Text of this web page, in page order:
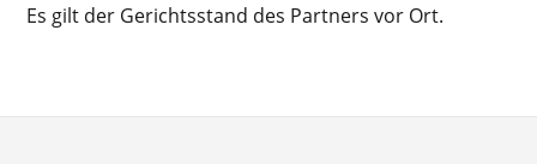
Es gilt der Gerichtsstand des Partners vor Ort.